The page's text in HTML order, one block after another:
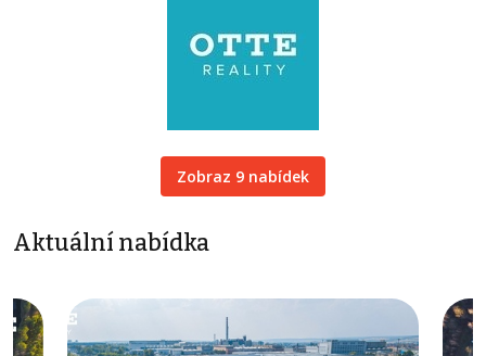
Zobraz 9 nabídek
Aktuální nabídka